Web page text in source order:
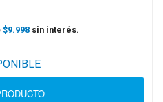
$9.998 sin interés.